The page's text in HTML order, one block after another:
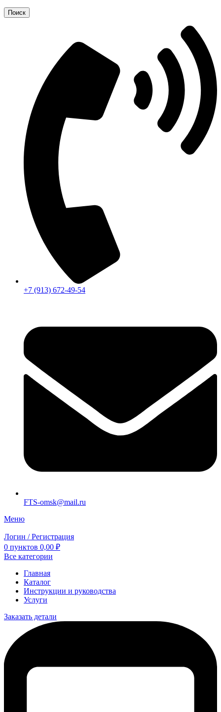
Поиск
+7 (913) 672-49-54
FTS-omsk@mail.ru
Меню
Логин / Регистрация
0 пунктов 0,00 ₽
Все категории
Главная
Каталог
Инструкции и руководства
Услуги
Заказать детали